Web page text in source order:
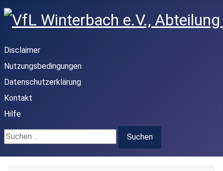
Disclaimer
Nutzungsbedingungen
Datenschutzerklärung
Kontakt
Hilfe
Suchen ...
Suchen